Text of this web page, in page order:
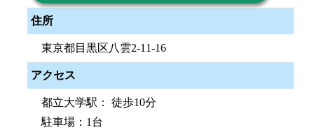
住所
東京都目黒区八雲2-11-16
アクセス
都立大学駅： 徒歩10分
駐車場：1台